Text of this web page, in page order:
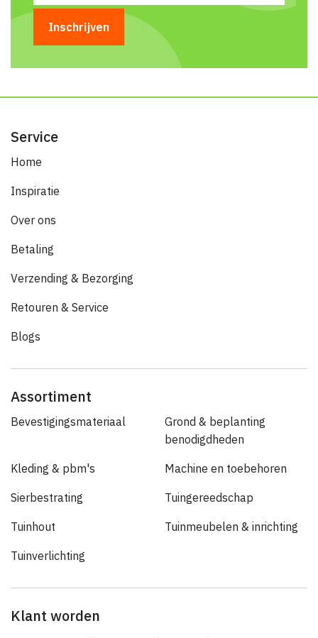
Service
Home
Inspiratie
Over ons
Betaling
Verzending & Bezorging
Retouren & Service
Blogs
Assortiment
Bevestigingsmateriaal
Grond & beplanting
benodigdheden
Kleding & pbm's Machine en toebehoren
Sierbestrating Tuingereedschap
Tuinhout Tuinmeubelen & inrichting
Tuinverlichting
Klant worden